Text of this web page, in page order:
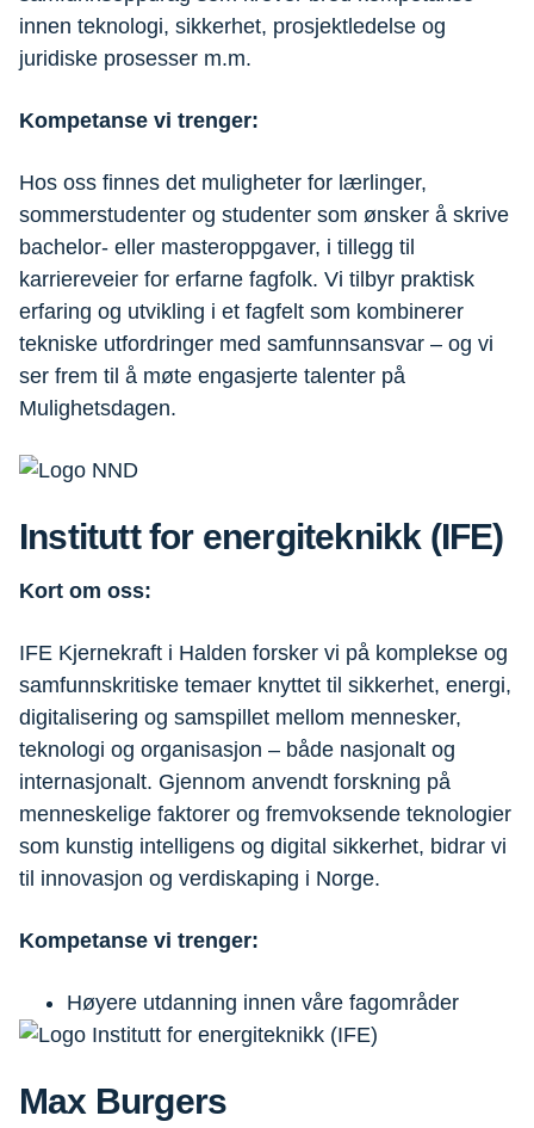
innen teknologi, sikkerhet, prosjektledelse og
juridiske prosesser m.m.
Kompetanse vi trenger:
Hos oss finnes det muligheter for lærlinger,
sommerstudenter og studenter som ønsker å skrive
bachelor- eller masteroppgaver, i tillegg til
karriereveier for erfarne fagfolk. Vi tilbyr praktisk
erfaring og utvikling i et fagfelt som kombinerer
tekniske utfordringer med samfunnsansvar – og vi
ser frem til å møte engasjerte talenter på
Mulighetsdagen.
Institutt for energiteknikk (IFE)
Kort om oss:
IFE Kjernekraft i Halden forsker vi på komplekse og
samfunnskritiske temaer knyttet til sikkerhet, energi,
digitalisering og samspillet mellom mennesker,
teknologi og organisasjon – både nasjonalt og
internasjonalt. Gjennom anvendt forskning på
menneskelige faktorer og fremvoksende teknologier
som kunstig intelligens og digital sikkerhet, bidrar vi
til innovasjon og verdiskaping i Norge.
Kompetanse vi trenger:
Høyere utdanning innen våre fagområder
Max Burgers